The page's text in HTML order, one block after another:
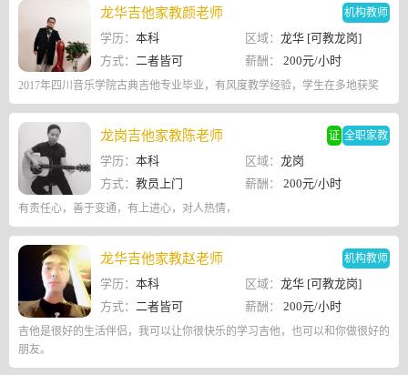
龙华吉他家教颜老师 机构教师
学历： 本科 区域： 龙华 [可教龙岗]
方式： 二者皆可 薪酬： 200元/小时
2017年四川音乐学院古典吉他专业毕业，有风度教学经验，学生在多地获奖
龙岗吉他家教陈老师 证 全职家教
学历： 本科 区域： 龙岗
方式： 教员上门 薪酬： 200元/小时
有责任心，善于变通，有上进心，对人热情，
龙华吉他家教赵老师 机构教师
学历： 本科 区域： 龙华 [可教龙岗]
方式： 二者皆可 薪酬： 200元/小时
吉他是很好的生活伴侣，我可以让你很快乐的学习吉他，也可以和你做很好的
朋友。